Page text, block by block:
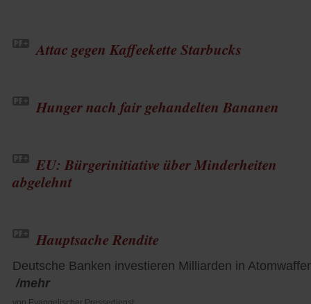
Attac gegen Kaffeekette Starbucks
Hunger nach fair gehandelten Bananen
EU: Bürgerinitiative über Minderheiten
abgelehnt
Hauptsache Rendite
Deutsche Banken investieren Milliarden in
/mehr